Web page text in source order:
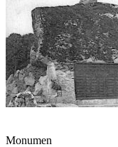
Monumen